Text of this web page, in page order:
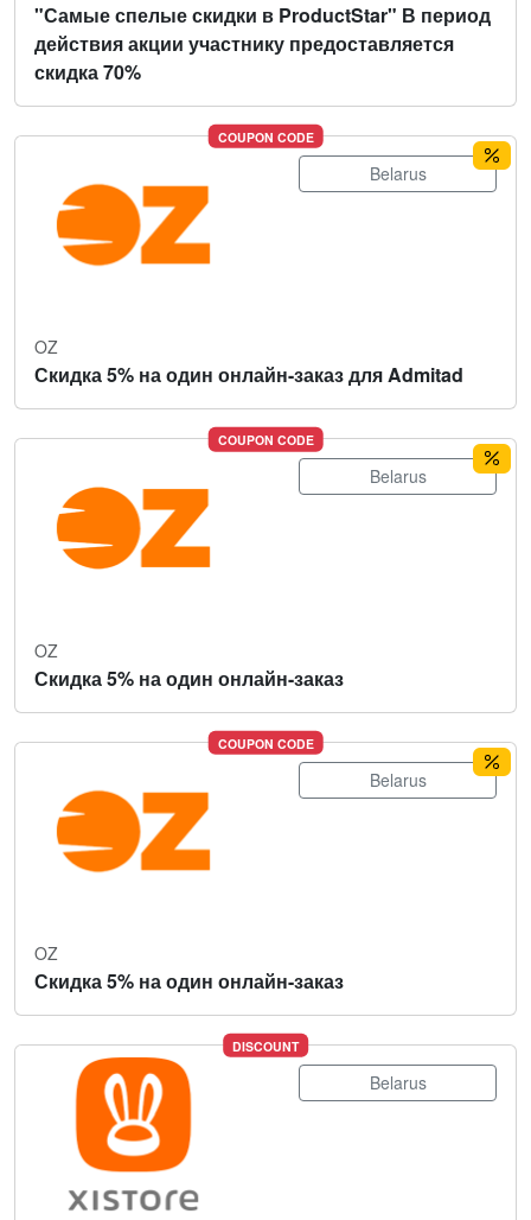
"Самые спелые скидки в ProductStar" В период
действия акции участнику предоставляется
скидка 70%
COUPON CODE
Belarus
OZ
Скидка 5% на один онлайн-заказ для Admitad
COUPON CODE
Belarus
OZ
Скидка 5% на один онлайн-заказ
COUPON CODE
Belarus
OZ
Скидка 5% на один онлайн-заказ
DISCOUNT
Belarus